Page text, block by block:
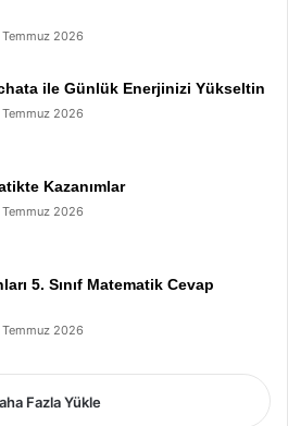
2026
ile Günlük Enerjinizi Yükseltin
2026
Kazanımlar
2026
5. Sınıf Matematik Cevap
2026
Fazla Yükle